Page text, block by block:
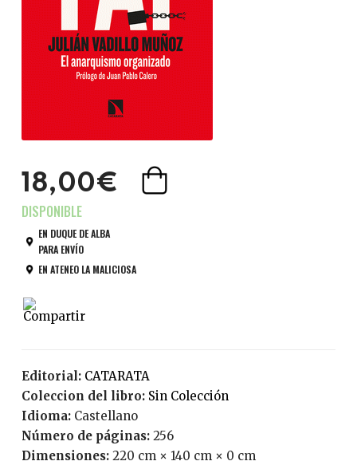
18,00€
EN DUQUE DE ALBA
PARA ENVÍO
EN ATENEO LA MALICIOSA
Editorial:
CATARATA
Coleccion del libro:
Sin Colección
Idioma:
Castellano
Número de páginas:
256
Dimensiones: 220 cm × 140 cm × 0 cm